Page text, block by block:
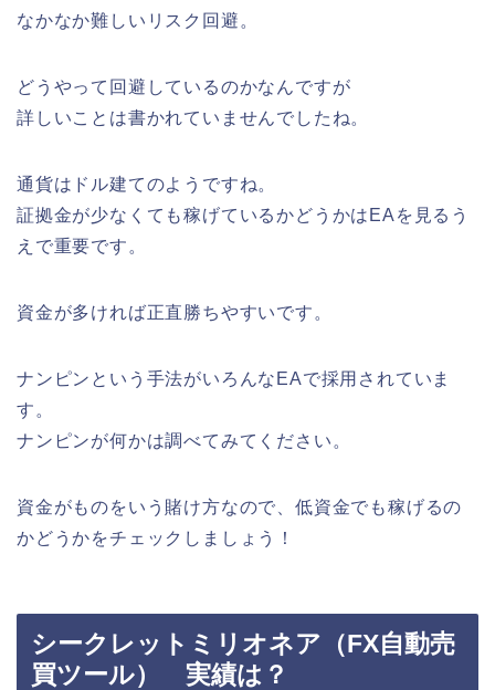
なかなか難しいリスク回避。
どうやって回避しているのかなんですが
詳しいことは書かれていませんでしたね。
通貨はドル建てのようですね。
証拠金が少なくても稼げているかどうかはEAを見るう
えで重要です。
資金が多ければ正直勝ちやすいです。
ナンピンという手法がいろんなEAで採用されていま
す。
ナンピンが何かは調べてみてください。
資金がものをいう賭け方なので、低資金でも稼げるの
かどうかをチェックしましょう！
シークレットミリオネア（FX自動売
買ツール） 実績は？